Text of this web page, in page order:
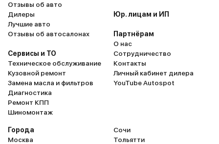
Отзывы об авто
Дилеры
Лучшие авто
Отзывы об автосалонах
Сервисы и ТО
Техническое обслуживание
Кузовной ремонт
Замена масла и фильтров
Диагностика
Ремонт КПП
Шиномонтаж
Юр. лицам и ИП
Партнёрам
О нас
Сотрудничество
Контакты
Личный кабинет дилера
YouTube Autospot
Города
Москва
Сочи
Тольятти